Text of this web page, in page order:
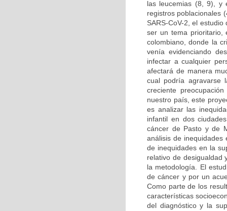
las leucemias (8, 9), y
registros poblacionales
SARS-CoV-2, el
ser un tema prioritario,
colombiano, donde la
venía evidenciando
infectar a cualquier
afectará de manera
cual podría agravarse
creciente
nuestro país, este
es analizar las
infantil en dos
cáncer de Pasto y de
análisis de
de inequidades en la
relativo de desigualdad
la metodología. El
de cáncer y por un
Como parte de los
características
del diagnóstico y la